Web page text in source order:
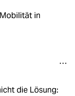
in
die Lösung: